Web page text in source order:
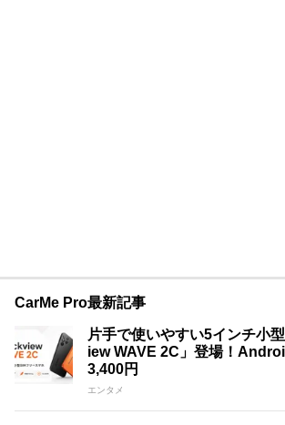
CarMe Pro最新記事
片手で使いやすい5インチ小
iew WAVE 2C」登場！
3,400円
エンタメ